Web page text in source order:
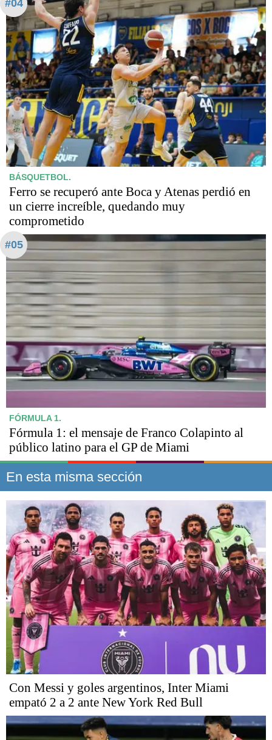
#04
BÁSQUETBOL.
Ferro se recuperó ante Boca y Atenas perdió en
un cierre increíble, quedando muy
comprometido
#05
FÓRMULA 1.
Fórmula 1: el mensaje de Franco Colapinto al
público latino para el GP de Miami
En esta misma sección
Con Messi y goles argentinos, Inter Miami
empató 2 a 2 ante New York Red Bull